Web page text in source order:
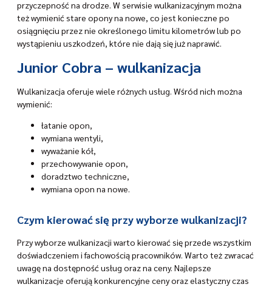
przyczepność na drodze. W serwisie wulkanizacyjnym można
też wymienić stare opony na nowe, co jest konieczne po
osiągnięciu przez nie określonego limitu kilometrów lub po
wystąpieniu uszkodzeń, które nie dają się już naprawić.
Junior Cobra – wulkanizacja
Wulkanizacja oferuje wiele różnych usług. Wśród nich można
wymienić:
łatanie opon,
wymiana wentyli,
wyważanie kół,
przechowywanie opon,
doradztwo techniczne,
wymiana opon na nowe.
Czym kierować się przy wyborze wulkanizacji?
Przy wyborze wulkanizacji warto kierować się przede wszystkim
doświadczeniem i fachowością pracowników. Warto też zwracać
uwagę na dostępność usług oraz na ceny. Najlepsze
wulkanizacje oferują konkurencyjne ceny oraz elastyczny czas